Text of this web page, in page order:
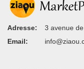
Adresse:
3 avenue
Email: